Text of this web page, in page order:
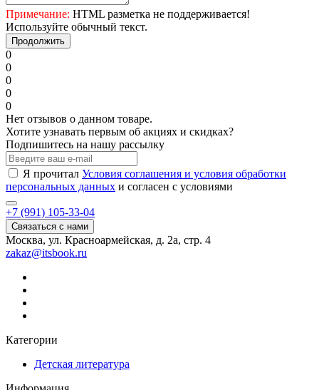
Примечание: HTML разметка не поддерживается!
Используйте обычный текст.
Продолжить
0
0
0
0
0
Нет отзывов о данном товаре.
Хотите узнавать первым об акциях и скидках?
Подпишитесь на нашу рассылку
Я прочитал Условия соглашения и условия обработки
персональных данных и согласен с условиями
+7 (991) 105-33-04
Связаться с нами
Москва, ул. Красноармейская, д. 2а, стр. 4
zakaz@itsbook.ru
Категории
Детская литература